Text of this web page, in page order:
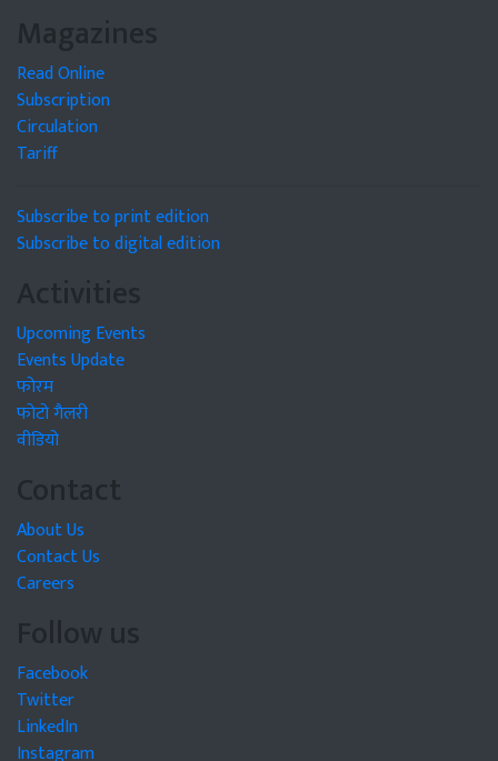
Magazines
Read Online
Subscription
Circulation
Tariff
Subscribe to print edition
Subscribe to digital edition
Activities
Upcoming Events
Events Update
फोरम
फोटो गैलरी
वीडियो
Contact
About Us
Contact Us
Careers
Follow us
Facebook
Twitter
LinkedIn
Instagram